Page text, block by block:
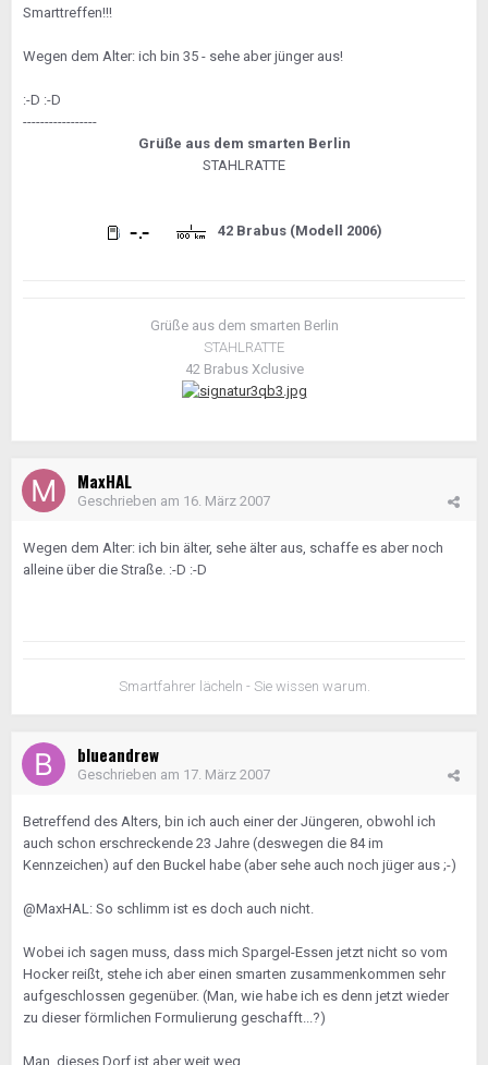
Smarttreffen!!!
Wegen dem Alter: ich bin 35 - sehe aber jünger aus!
:-D :-D
-----------------
Grüße aus dem smarten Berlin
STAHLRATTE
42 Brabus (Modell 2006)
Grüße aus dem smarten Berlin
STAHLRATTE
42 Brabus Xclusive
MaxHAL
Geschrieben am 16. März 2007
Wegen dem Alter: ich bin älter, sehe älter aus, schaffe es aber noch
alleine über die Straße. :-D :-D
Smartfahrer lächeln - Sie wissen warum.
blueandrew
Geschrieben am 17. März 2007
Betreffend des Alters, bin ich auch einer der Jüngeren, obwohl ich
auch schon erschreckende 23 Jahre (deswegen die 84 im
Kennzeichen) auf den Buckel habe (aber sehe auch noch jüger aus ;-)
@MaxHAL: So schlimm ist es doch auch nicht.
Wobei ich sagen muss, dass mich Spargel-Essen jetzt nicht so vom
Hocker reißt, stehe ich aber einen smarten zusammenkommen sehr
aufgeschlossen gegenüber. (Man, wie habe ich es denn jetzt wieder
zu dieser förmlichen Formulierung geschafft...?)
Man, dieses Dorf ist aber weit weg...